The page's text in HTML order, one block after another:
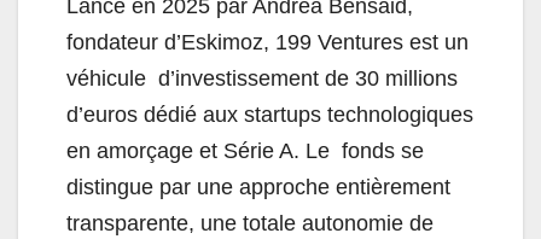
Lancé en 2025 par Andréa Bensaid,
fondateur d’Eskimoz, 199 Ventures est un
véhicule d’investissement de 30 millions
d’euros dédié aux startups technologiques
en amorçage et Série A. Le fonds se
distingue par une approche entièrement
transparente, une totale autonomie de